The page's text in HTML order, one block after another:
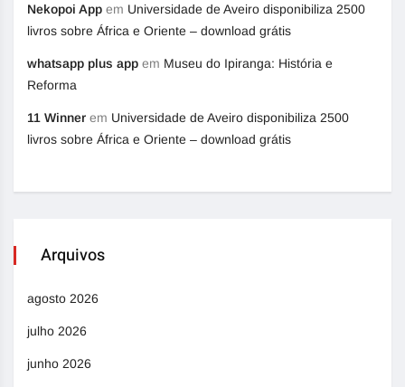
Nekopoi App em Universidade de Aveiro disponibiliza 2500
livros sobre África e Oriente – download grátis
whatsapp plus app em Museu do Ipiranga: História e
Reforma
11 Winner em Universidade de Aveiro disponibiliza 2500
livros sobre África e Oriente – download grátis
Arquivos
agosto 2026
julho 2026
junho 2026